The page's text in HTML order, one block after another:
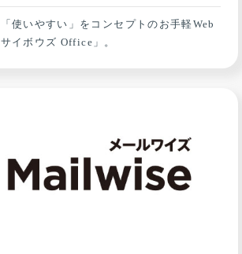
使いやすい」をコンセプトのお手軽Web
イボウズ Office」。